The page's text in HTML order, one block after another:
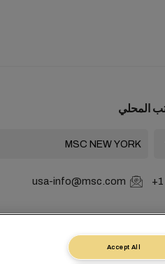
المحلي
usa-info@msc.com
Accept All